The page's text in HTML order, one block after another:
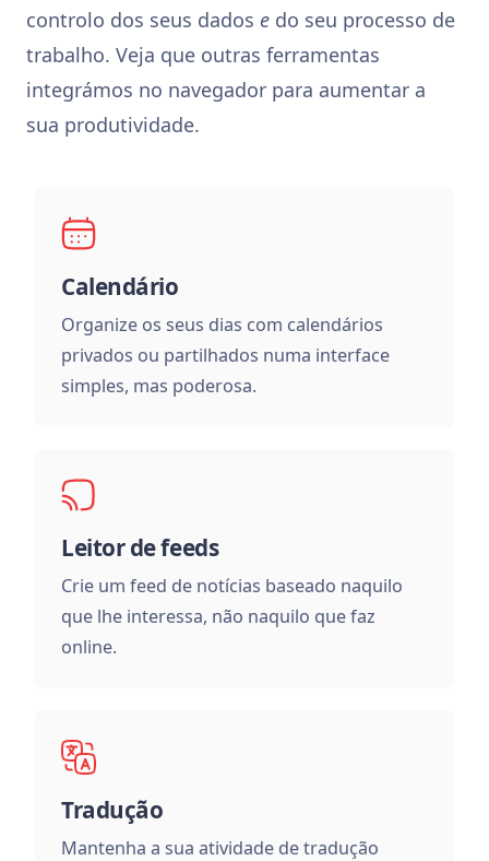
controlo dos seus dados e do seu processo de
trabalho. Veja que outras ferramentas
integrámos no navegador para aumentar a
sua produtividade.
Calendário
Organize os seus dias com calendários
privados ou partilhados numa interface
simples, mas poderosa.
Leitor de feeds
Crie um feed de notícias baseado naquilo
que lhe interessa, não naquilo que faz
online.
Tradução
Mantenha a sua atividade de tradução